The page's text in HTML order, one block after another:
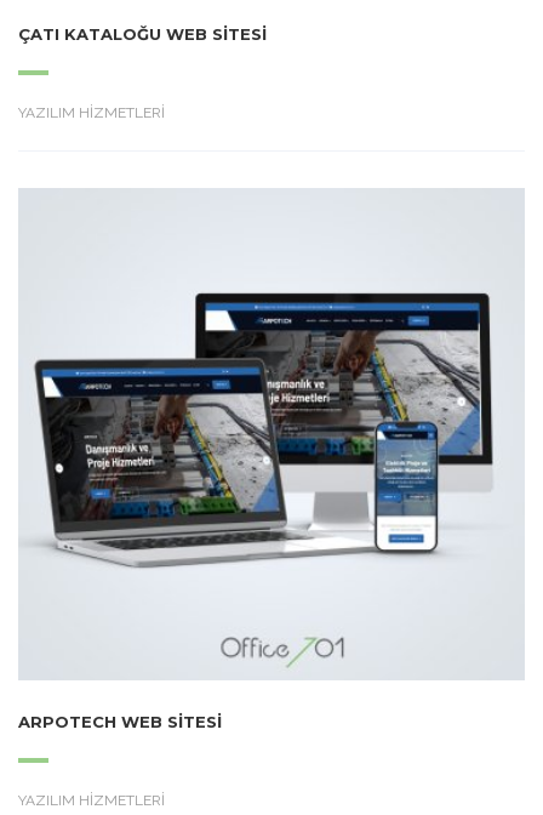
ÇATI KATALOĞU WEB SITESI
YAZILIM HİZMETLERİ
ARPOTECH WEB SITESI
YAZILIM HİZMETLERİ